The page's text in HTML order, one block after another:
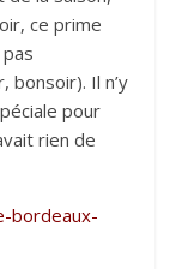
ce prime
bonsoir). Il n’y
pour
rien de
bordeaux-